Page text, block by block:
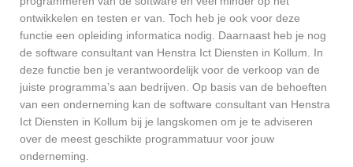
ontwikkelen en testen er van. Toch heb je ook voor deze
functie een opleiding informatica nodig. Daarnaast heb je nog
de software consultant van Henstra Ict Diensten in Kollum. In
deze functie ben je verantwoordelijk voor de verkoop van de
juiste programma’s aan bedrijven. Op basis van de behoeften
van een onderneming kan de software consultant van Henstra
Ict Diensten in Kollum bij je langskomen om je te adviseren
over de meest geschikte programmatuur voor jouw
onderneming.